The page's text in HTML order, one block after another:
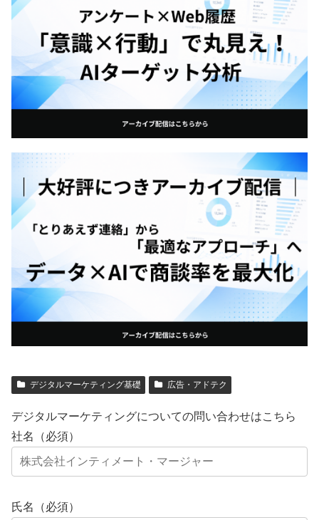
デジタルマーケティング基礎 広告・アドテク
デジタルマーケティングについての問い合わせはこちら
社名（必須）
氏名（必須）